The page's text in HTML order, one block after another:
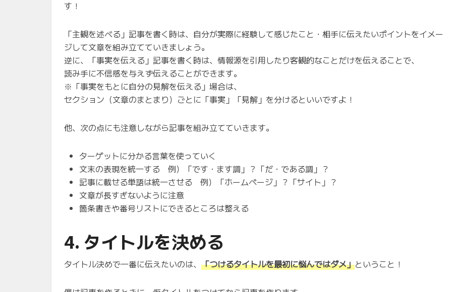
す！
「主観を述べる」記事を書く時は、自分が実際に経験して感じたこと・相手に伝えたいポイントをイメー
ジして文章を組み立てていきましょう。
逆に、「事実を伝える」記事を書く時は、情報源を引用したり客観的なことだけを伝えることで、
読み手に不信感を与えず伝えることができます。
※「事実をもとに自分の見解を伝える」場合は、
セクション（文章のまとまり）ごとに「事実」「見解」を分けるといいですよ！
他、次の点にも注意しながら記事を組み立てていきます。
ターゲットに分かる言葉を使っていく
文末の表現を統一する 例）「です・ます調」？「だ・である調」？
記事に載せる単語は統一させる 例）「ホームページ」？「サイト」？
文章が長すぎないように注意
箇条書きや番号リストにできるところは整える
4. タイトルを決める
タイトル決めで一番に伝えたいのは、 「つけるタイトルを最初に悩んではダメ」ということ！